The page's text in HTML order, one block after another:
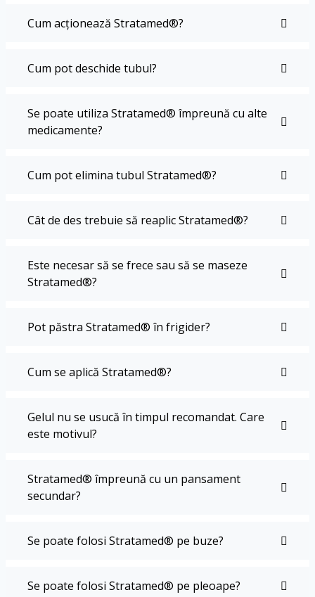
Cum acționează Stratamed®?
Cum pot deschide tubul?
Se poate utiliza Stratamed® împreună cu alte
medicamente?
Cum pot elimina tubul Stratamed®?
Cât de des trebuie să reaplic Stratamed®?
Este necesar să se frece sau să se maseze
Stratamed®?
Pot păstra Stratamed® în frigider?
Cum se aplică Stratamed®?
Gelul nu se usucă în timpul recomandat. Care
este motivul?
Stratamed® împreună cu un pansament
secundar?
Se poate folosi Stratamed® pe buze?
Se poate folosi Stratamed® pe pleoape?